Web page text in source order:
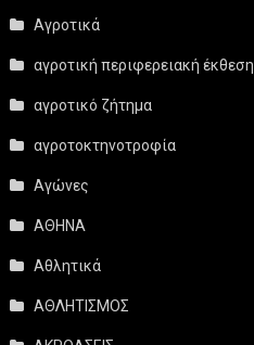
Αγροτικά
αγροτική περιφερειακή έκθεση
αγροτικό ζήτημα
αγροτοκτηνοτροφία
Αγώνες
ΑΘΗΝΑ
Αθλητικά
ΑΘΛΗΤΙΣΜΟΣ